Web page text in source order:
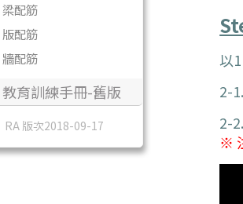
梁配筋
版配筋
牆配筋
教育訓練手冊-舊版
RA 版次2018-09-17
以
2-
2-
※